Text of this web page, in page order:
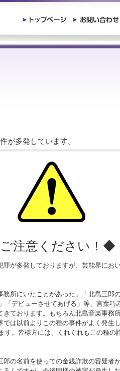
が多発しています。
注意ください！◆
が多発しておりますが、芸能界にお
所にいたことがあった」「北島三郎
「デビューさせてあげる」等、言葉
ております。もちろん北島音楽事務
は以前よりこの種の事件がよく発生
す。皆様方には、くれぐれもこの種の
の名前を使っての金銭詐欺の容疑者